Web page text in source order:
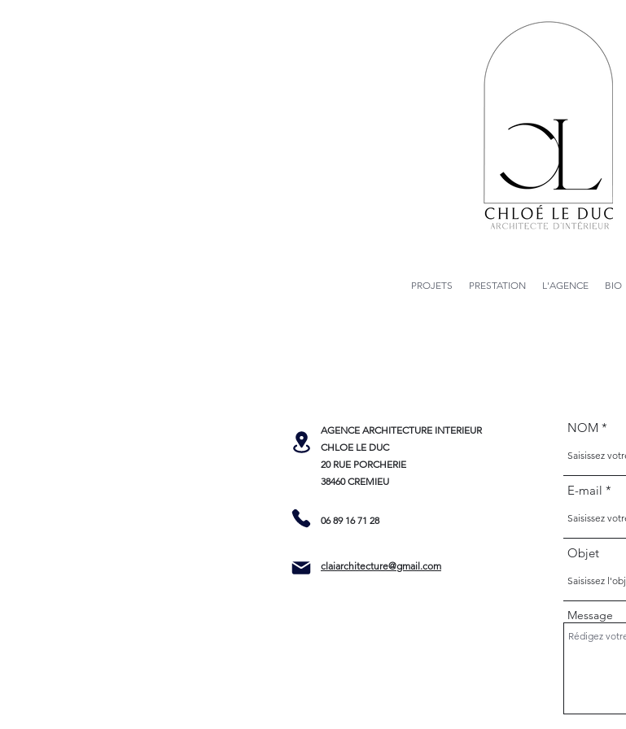
PROJETS PRESTATION L'AGENCE BIO
NOM
E-mail
Objet
Message
AGENCE ARCHITECTURE INTERIEUR
CHLOE LE DUC
20 RUE PORCHERIE
38460 CREMIEU
06 89 16 71 28
claiarchitecture@gmail.com